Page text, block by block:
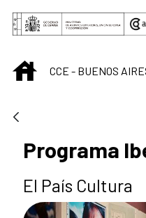
Saltar al contenido
INICIOCCE - BUENOS
Programa
El País Cultura